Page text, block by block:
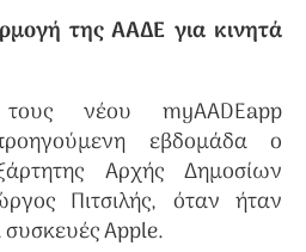
της ΑΑΔΕ για κινητά
νέου myAADEapp
εβδομάδα ο
Αρχής Δημοσίων
Πιτσιλής, όταν ήταν
συσκευές Apple.